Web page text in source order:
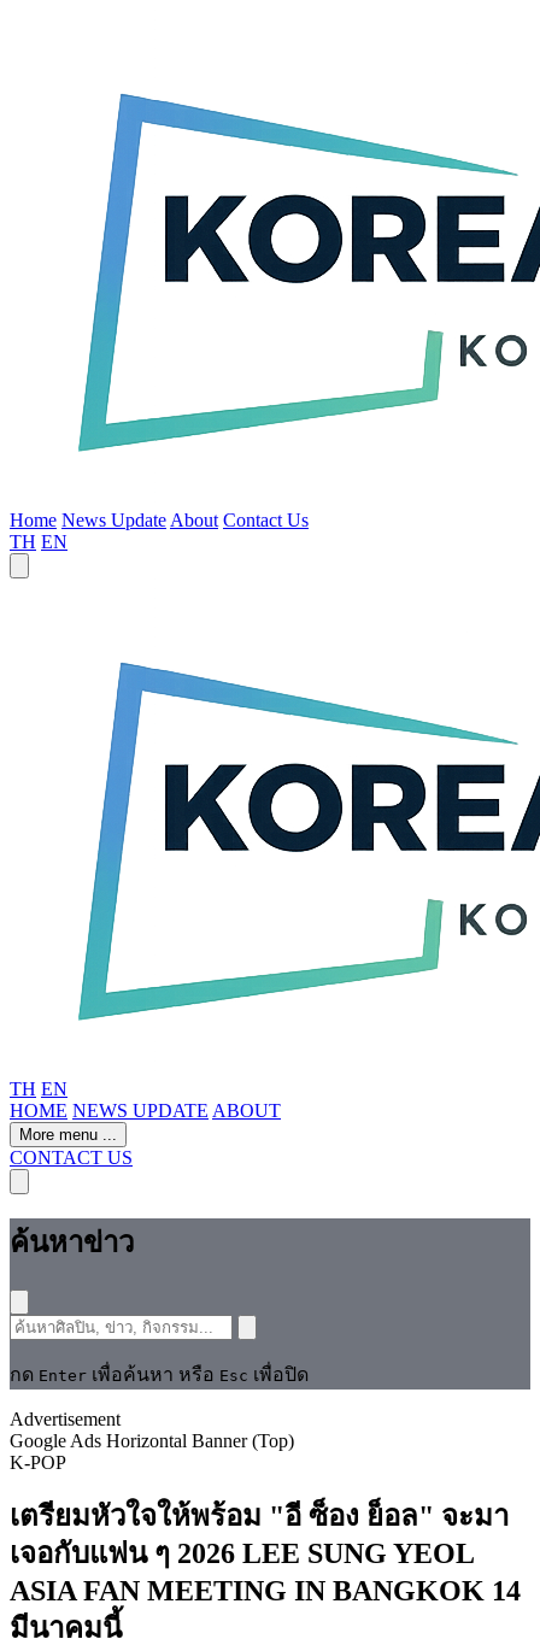
Home News Update About Contact Us
TH EN
TH EN
HOME NEWS UPDATE ABOUT
More menu ...
CONTACT US
ค้นหาข่าว
กด Enter เพื่อค้นหา หรือ Esc เพื่อปิด
Advertisement
Google Ads Horizontal Banner (Top)
K-POP
เตรียมหัวใจให้พร้อม "อี ซ็อง ย็อล" จะมา
เจอกับแฟน ๆ 2026 LEE SUNG YEOL
ASIA FAN MEETING IN BANGKOK 14
มีนาคมนี้